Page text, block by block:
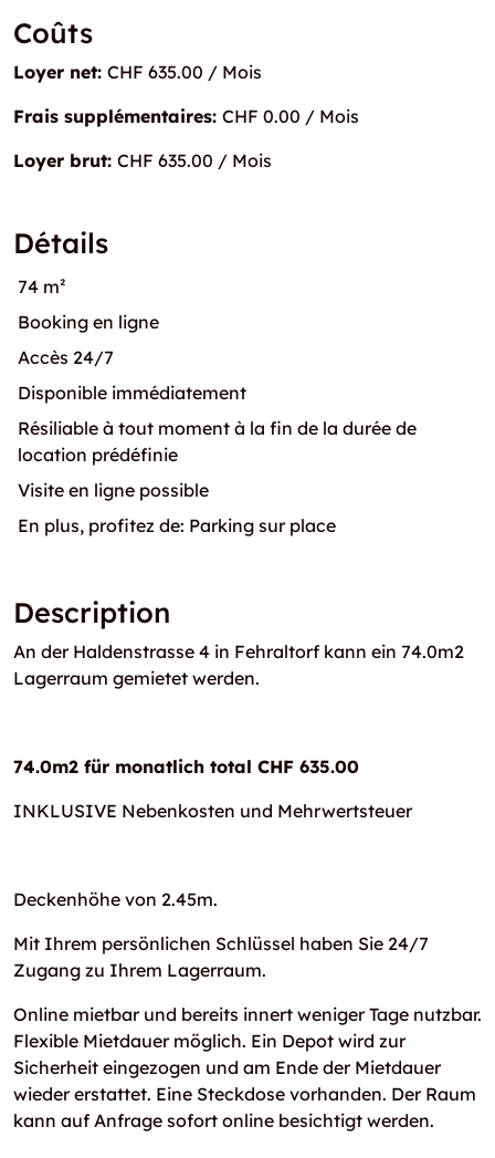
Coûts
Loyer net: CHF 635.00 / Mois
Frais supplémentaires: CHF 0.00 / Mois
Loyer brut: CHF 635.00 / Mois
Détails
74 m²
Booking en ligne
Accès 24/7
Disponible immédiatement
Résiliable à tout moment à la fin de la durée de
location prédéfinie
Visite en ligne possible
En plus, profitez de: Parking sur place
Description
An der Haldenstrasse 4 in Fehraltorf kann ein 74.0m2
Lagerraum gemietet werden.
74.0m2 für monatlich total CHF 635.00
INKLUSIVE Nebenkosten und Mehrwertsteuer
Deckenhöhe von 2.45m.
Mit Ihrem persönlichen Schlüssel haben Sie 24/7
Zugang zu Ihrem Lagerraum.
Online mietbar und bereits innert weniger Tage nutzbar.
Flexible Mietdauer möglich. Ein Depot wird zur
Sicherheit eingezogen und am Ende der Mietdauer
wieder erstattet. Eine Steckdose vorhanden. Der Raum
kann auf Anfrage sofort online besichtigt werden.